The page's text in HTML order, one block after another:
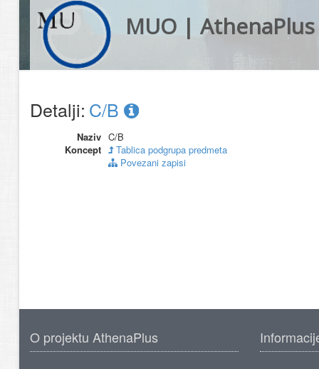
MUO | AthenaPlus
Detalji: C/B
Naziv C/B
Koncept
Tablica podgrupa predmeta
Povezani zapisi
O projektu AthenaPlus